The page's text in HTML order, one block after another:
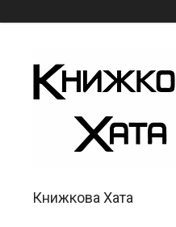
Книжкова Хата